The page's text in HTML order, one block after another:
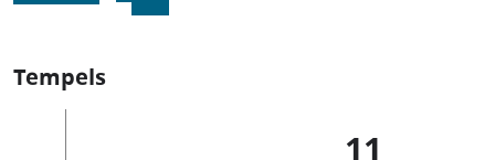
Tempels
11